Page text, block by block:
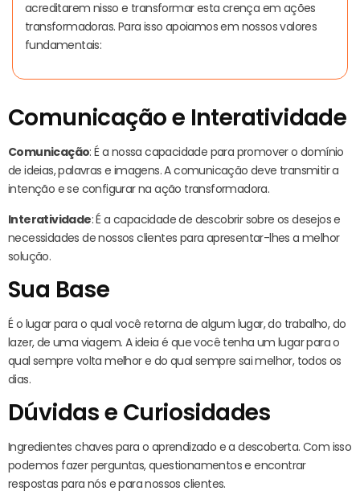
acreditarem nisso e transformar esta crença em ações
transformadoras. Para isso apoiamos em nossos valores
fundamentais:
Comunicação e Interatividade
Comunicação: É a nossa capacidade para promover o domínio
de ideias, palavras e imagens. A comunicação deve transmitir a
intenção e se configurar na ação transformadora.
Interatividade: É a capacidade de descobrir sobre os desejos e
necessidades de nossos clientes para apresentar-lhes a melhor
solução.
Sua Base
É o lugar para o qual você retorna de algum lugar, do trabalho, do
lazer, de uma viagem. A ideia é que você tenha um lugar para o
qual sempre volta melhor e do qual sempre sai melhor, todos os
dias.
Dúvidas e Curiosidades
Ingredientes chaves para o aprendizado e a descoberta. Com isso
podemos fazer perguntas, questionamentos e encontrar
respostas para nós e para nossos clientes.